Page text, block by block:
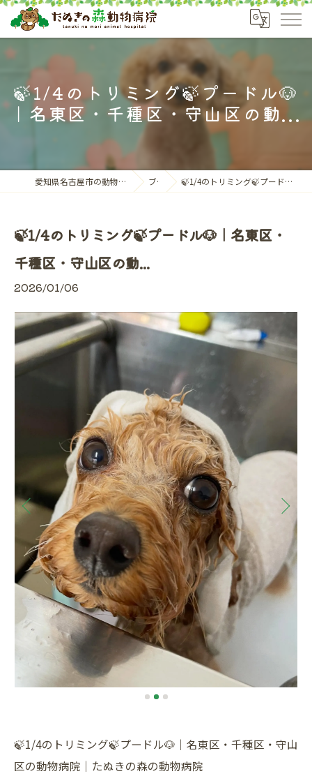
🍃1/4のトリミング🍃プードル🐶
｜名東区・千種区・守山区の動...
愛知県名古屋市の動物病院ならたぬきの森動物病院 ブログ 🍃1/4のトリミング🍃プードル🐶｜名東区・千種区・守山区の動...
🍃1/4のトリミング🍃プードル🐶｜名東区・
千種区・守山区の動...
2026/01/06
🍃1/4のトリミング🍃プードル🐶｜名東区・千種区・守山
区の動物病院｜たぬきの森の動物病院